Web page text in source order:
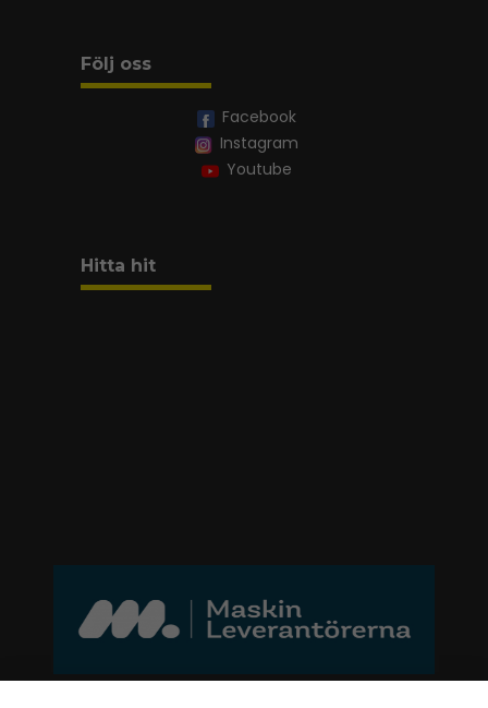
Följ oss
Facebook
Instagram
Youtube
Hitta hit